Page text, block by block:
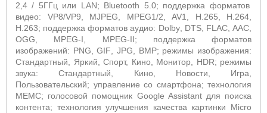
2,4 / 5ГГц или LAN; Bluetooth 5.0; поддержка форматов
видео: VP8/VP9, MJPEG, MPEG1/2, AV1, H.265, H.264,
H.263; поддержка форматов аудио: Dolby, DTS, FLAC,AAC,
OGG, MPEG-I, MPEG-II; поддержка форматов
изображений: PNG,GIF,JPG, BMP; режимы изображения:
Стандартный, Яркий, Спорт, Кино, Монитор, HDR; режимы
звука: Стандартный, Кино, Новости, Игра,
Пользовательский; управление со смартфона; технология
MEMC; голосовой помощник Google Assistantдля поиска
контента; технология улучшения качества картинки Micro